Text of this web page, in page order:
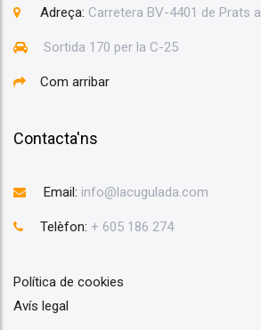
Adreça: Carretera BV-4401 de Prats
Sortida 170 per la C-25
Com arribar
Contacta'ns
Email: info@lacugulada.com
Telèfon: + 605 186 274
Política de cookies
Avís legal